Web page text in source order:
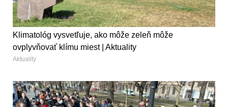
Klimatológ vysvetľuje, ako môže zeleň môže
ovplyvňovať klímu miest | Aktuality
Aktuality